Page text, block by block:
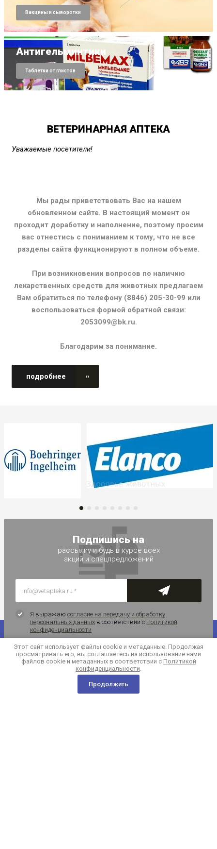
Вакцины и сыворотки
Антигельминтики
Таблетки от глистов
ВЕТЕРИНАРНАЯ АПТЕКА
Уважаемые посетители!
Мы рады приветствовать Вас на нашем
обновленном сайте. В настоящий момент он
проходит доработку и наполнение, поэтому просим
вас отнестись с пониманием к тому, что не все
разделы сайта функционируют в полном объеме.
При возникновении вопросов по наличию
лекарственных средств для животных предлагаем
Вам обратиться по телефону (8846) 205-30-99 или
воспользоваться формой обратной связи:
2053099@bk.ru.
Благодарим за понимание.
подробнее
Подпишись на
рассылку и будь в курсе всех
акций и спецпредложений
Я выражаю согласие на передачу и обработку
персональных данных в соответствии с Политикой
конфиденциальности
Этот сайт использует файлы cookie и метаданные. Продолжая
просматривать его, вы соглашаетесь на использование нами
файлов cookie и метаданных в соответствии с Политикой
конфиденциальности.
Продолжить